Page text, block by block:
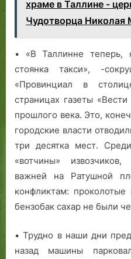
храме в Таллине -
Чудотворца Николая
• «В Таллинне
стоянка такси», -
«Провинциал в
страницах газеты
прошлого века. Это,
городские власти
три десятка мест.
«вотчины»
важней на Ратушной
конфликтам:
бензобак сахар не были
• Трудно в наши дни
назад машины